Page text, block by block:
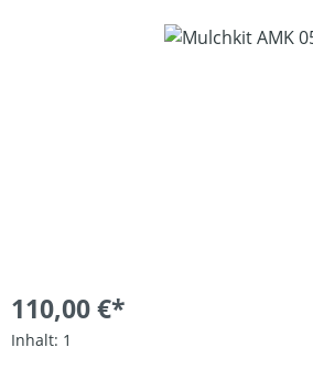
Bildergalerie überspringen
110,00 €*
Inhalt: 1